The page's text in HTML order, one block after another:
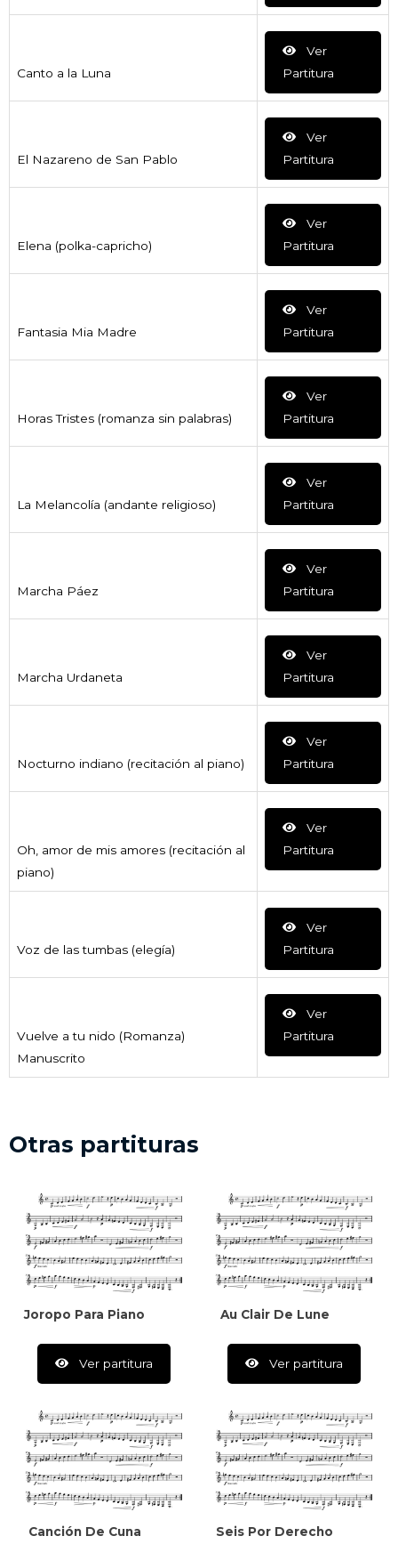
Canto a la Luna
Ver
Partitura
El Nazareno de San Pablo
Ver
Partitura
Elena (polka-capricho)
Ver
Partitura
Fantasia Mia Madre
Ver
Partitura
Horas Tristes (romanza sin palabras)
Ver
Partitura
La Melancolía (andante religioso)
Ver
Partitura
Marcha Páez
Ver
Partitura
Marcha Urdaneta
Ver
Partitura
Nocturno indiano (recitación al piano)
Ver
Partitura
Oh, amor de mis amores (recitación al
piano)
Ver
Partitura
Voz de las tumbas (elegía)
Ver
Partitura
Vuelve a tu nido (Romanza)
Manuscrito
Ver
Partitura
Otras partituras
Joropo Para Piano
Ver partitura
Au Clair De Lune
Ver partitura
Canción De Cuna Seis Por Derecho